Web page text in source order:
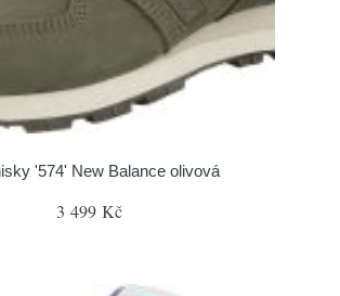
'574' New Balance olivová
3 499 Kč